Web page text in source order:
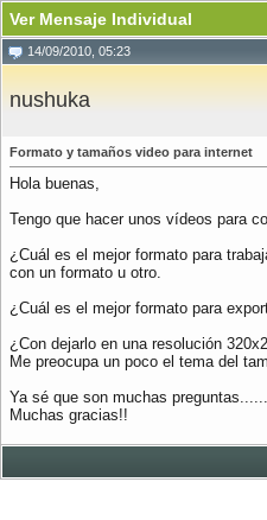
Ver Mensaje Individual
14/09/2010, 05:23
nushuka
Formato y tamaños video para internet
Hola buenas,
Tengo que hacer unos vídeos para
¿Cuál es el mejor formato para
con un formato u otro.
¿Cuál es el mejor formato para
¿Con dejarlo en una resolución
Me preocupa un poco el tema del
Ya sé que son muchas
Muchas gracias!!